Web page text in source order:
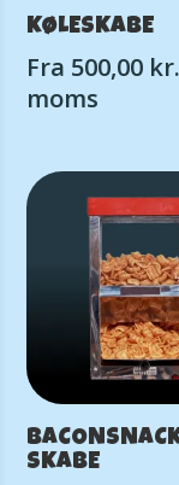
KØLESKABE
Fra 500,00 kr.
moms
SKABE